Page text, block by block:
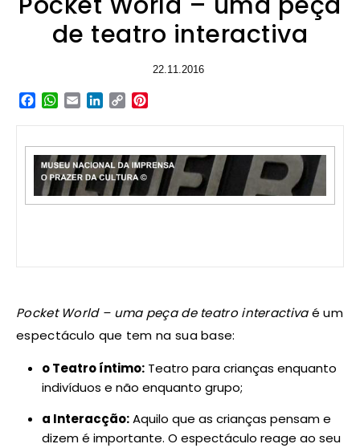
de teatro interactiva
22.11.2016
Facebook
WhatsApp
EmailLinkedIn
Copy
Pocket World – uma peça de teatro interactiva é um
espectáculo que tem na sua base:
o Teatro íntimo: Teatro para crianças enquanto
indivíduos e não enquanto grupo;
a Interacção:Aquilo que as crianças pensam e
dizem é importante. O espectáculo reage ao seu